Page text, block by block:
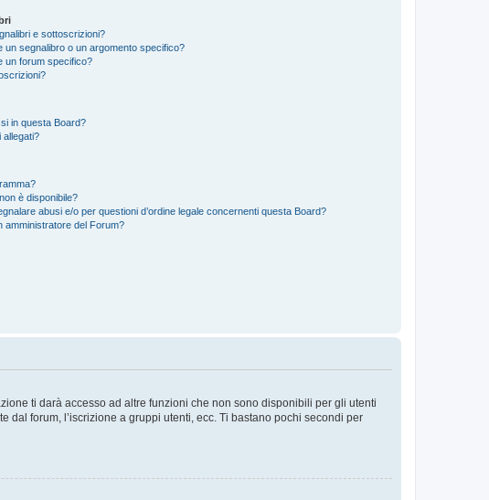
e sottoscrizioni?
segnalibro o un argomento specifico?
un forum specifico?
in questa Board?
allegati?
è disponibile?
abusi e/o per questioni d’ordine legale concernenti questa Board?
amministratore del Forum?
ti darà accesso ad altre funzioni che non sono disponibili per gli utenti
dal forum, l’iscrizione a gruppi utenti, ecc. Ti bastano pochi secondi per